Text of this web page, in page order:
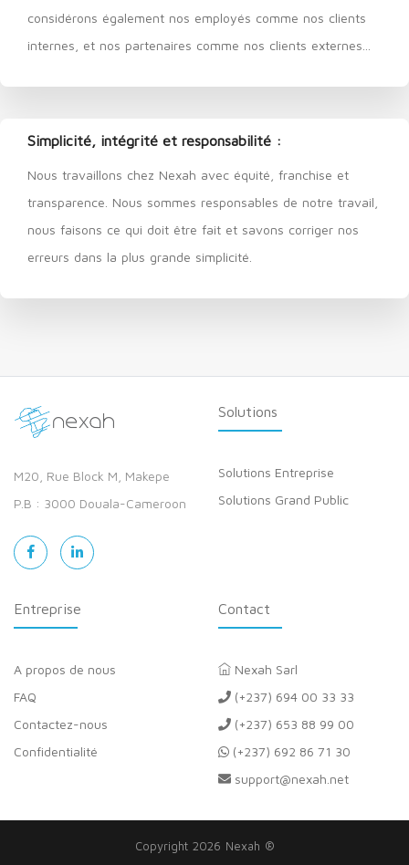
considérons également nos employés comme nos clients
internes, et nos partenaires comme nos clients externes...
Simplicité, intégrité et responsabilité :
Nous travaillons chez Nexah avec équité, franchise et
transparence. Nous sommes responsables de notre travail,
nous faisons ce qui doit être fait et savons corriger nos
erreurs dans la plus grande simplicité.
M20, Rue Block M, Makepe
P.B : 3000 Douala-Cameroon
Solutions
Solutions Entreprise
Solutions Grand Public
Entreprise
A propos de nous
FAQ
Contactez-nous
Confidentialité
Contact
Nexah Sarl
(+237) 694 00 33 33
(+237) 653 88 99 00
(+237) 692 86 71 30
support@nexah.net
Copyright 2026 Nexah ®